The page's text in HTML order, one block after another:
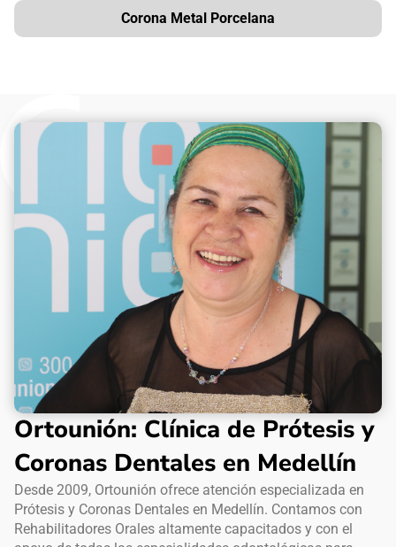
Corona Metal Porcelana
Ortounión: Clínica de Prótesis y
Coronas Dentales en Medellín
Desde 2009, Ortounión ofrece atención especializada en
Prótesis y Coronas Dentales en Medellín. Contamos con
Rehabilitadores Orales altamente capacitados y con el